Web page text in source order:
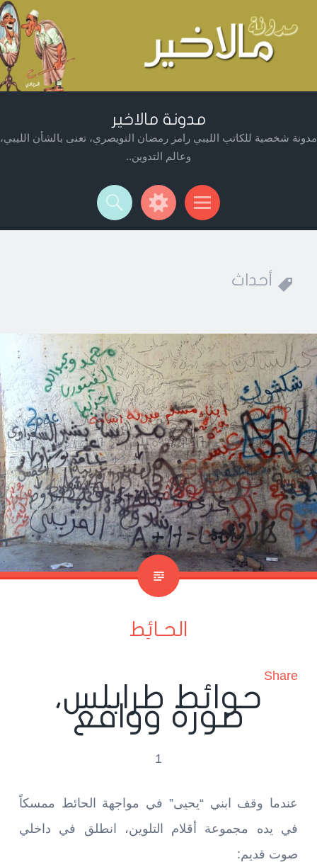
مدونة مالاخير
مدونة شخصية للكاتب الليبي رامز رمضان النويصري، تعنى بالشأن الليبي،
وعالم التدوين..
Menu
Widgets
Search
أحداث
الحـائِط
Share
حوائط طرابلس،
صورة وواقع
1
عندما وقف ابني “يحيى” في مواجهة الحائط ممسكاً
في يده مجموعة أقلام التلوين، انطلق في داخلي
صوت قديم: